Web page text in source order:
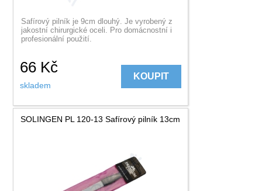
Safírový pilník je 9cm dlouhý. Je vyrobený z
jakostní chirurgické oceli. Pro domácnostní i
profesionální použití.
66 Kč
skladem
KOUPIT
SOLINGEN PL 120-13 Safírový pilník 13cm